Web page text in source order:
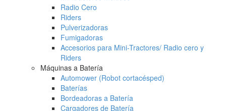
Radio Cero
Riders
Pulverizadoras
Fumigadoras
Accesorios para Mini-Tractores/ Radio cero y
Riders
Máquinas a Batería
Automower (Robot cortacésped)
Baterías
Bordeadoras a Batería
Cargadores de Batería